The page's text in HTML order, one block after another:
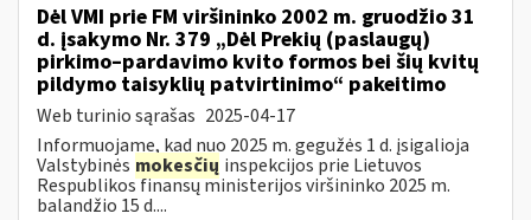
Dėl VMI prie FM viršininko 2002 m. gruodžio 31
d. įsakymo Nr. 379 „Dėl Prekių (paslaugų)
pirkimo–pardavimo kvito formos bei šių kvitų
pildymo taisyklių patvirtinimo“ pakeitimo
Web turinio sąrašas 2025-04-17
Informuojame, kad nuo 2025 m. gegužės 1 d. įsigalioja
Valstybinės mokesčių inspekcijos prie Lietuvos
Respublikos finansų ministerijos viršininko 2025 m.
balandžio 15 d....